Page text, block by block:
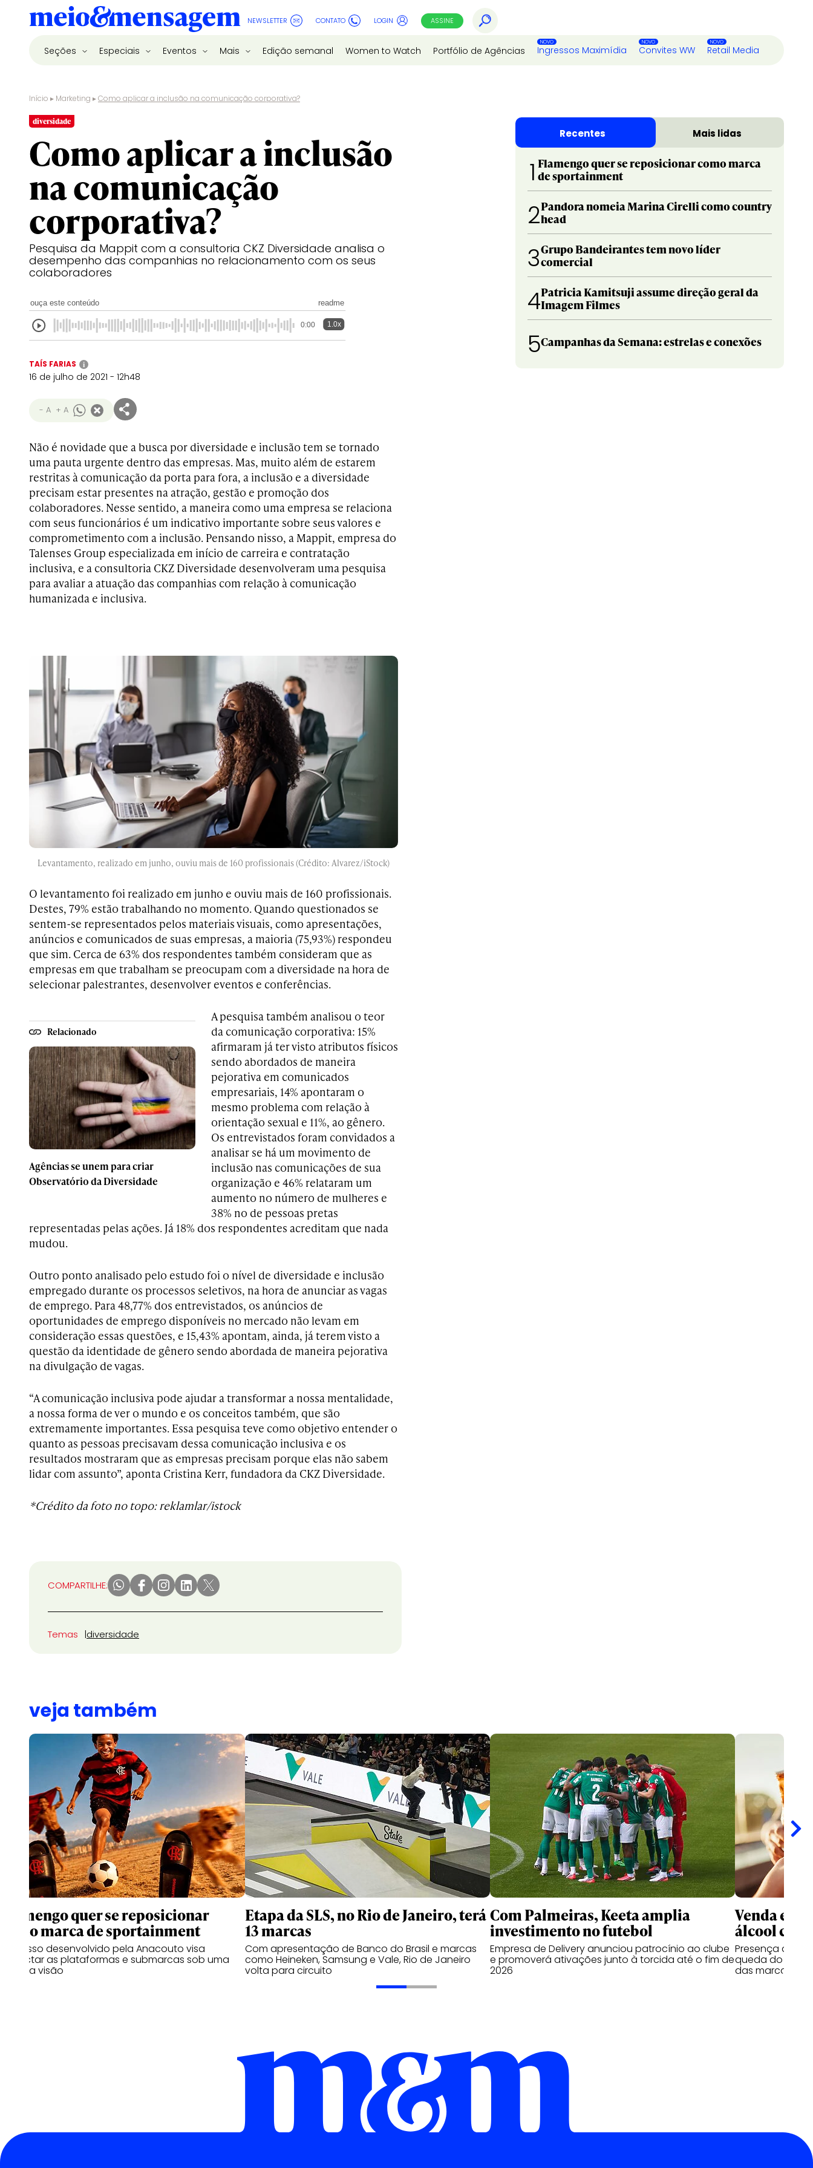
NEWSLETTER CONTATO LOGIN ASSINE
Seções Especiais Eventos Mais Edição semanal Women to Watch Portfólio de Agências Ingressos Maximídia Convites WW Retail Media
Início ▸ Marketing ▸Como aplicar a inclusão na comunicação corporativa?
diversidade
Como aplicar a inclusão
na comunicação
corporativa?
Pesquisa da Mappit com a consultoria CKZ Diversidade analisa o
desempenho das companhias no relacionamento com os seus
colaboradores
ouça este conteúdo readme
0:00 1.0x
TAÍS FARIAS i
16 de julho de 2021 - 12h48
- A + A
Não é novidade que a busca por diversidade e inclusão tem se tornado
uma pauta urgente dentro das empresas. Mas, muito além de estarem
restritas à comunicação da porta para fora, a inclusão e a diversidade
precisam estar presentes na atração, gestão e promoção dos
colaboradores. Nesse sentido, a maneira como uma empresa se relaciona
com seus funcionários é um indicativo importante sobre seus valores e
comprometimento com a inclusão. Pensando nisso, a Mappit, empresa do
Talenses Group especializada em início de carreira e contratação
inclusiva, e a consultoria CKZ Diversidade desenvolveram uma pesquisa
para avaliar a atuação das companhias com relação à comunicação
humanizada e inclusiva.
Levantamento, realizado em junho, ouviu mais de 160 profissionais (Crédito: Alvarez/iStock)
O levantamento foi realizado em junho e ouviu mais de 160 profissionais.
Destes, 79% estão trabalhando no momento. Quando questionados se
sentem-se representados pelos materiais visuais, como apresentações,
anúncios e comunicados de suas empresas, a maioria (75,93%) respondeu
que sim. Cerca de 63% dos respondentes também consideram que as
empresas em que trabalham se preocupam com a diversidade na hora de
selecionar palestrantes, desenvolver eventos e conferências.
Relacionado
Agências se unem para criar
Observatório da Diversidade
A pesquisa também analisou o teor
da comunicação corporativa: 15%
afirmaram já ter visto atributos físicos
sendo abordados de maneira
pejorativa em comunicados
empresariais, 14% apontaram o
mesmo problema com relação à
orientação sexual e 11%, ao gênero.
Os entrevistados foram convidados a
analisar se há um movimento de
inclusão nas comunicações de sua
organização e 46% relataram um
aumento no número de mulheres e
38% no de pessoas pretas
representadas pelas ações. Já 18% dos respondentes acreditam que nada
mudou.
Outro ponto analisado pelo estudo foi o nível de diversidade e inclusão
empregado durante os processos seletivos, na hora de anunciar as vagas
de emprego. Para 48,77% dos entrevistados, os anúncios de
oportunidades de emprego disponíveis no mercado não levam em
consideração essas questões, e 15,43% apontam, ainda, já terem visto a
questão da identidade de gênero sendo abordada de maneira pejorativa
na divulgação de vagas.
“A comunicação inclusiva pode ajudar a transformar a nossa mentalidade,
a nossa forma de ver o mundo e os conceitos também, que são
extremamente importantes. Essa pesquisa teve como objetivo entender o
quanto as pessoas precisavam dessa comunicação inclusiva e os
resultados mostraram que as empresas precisam porque elas não sabem
lidar com assunto”, aponta Cristina Kerr, fundadora da CKZ Diversidade.
*Crédito da foto no topo: reklamlar/istock
COMPARTILHE:
Temas diversidade
Recentes Mais lidas
1 Flamengo quer se reposicionar como marca
de sportainment
2Pandora nomeia Marina Cirelli como country
head
3Grupo Bandeirantes tem novo líder
comercial
4Patricia Kamitsuji assume direção geral da
Imagem Filmes
5Campanhas da Semana: estrelas e conexões
veja também
Flamengo quer se reposicionar
como marca de sportainment
Processo desenvolvido pela Anacouto visa
conectar as plataformas e submarcas sob uma
mesma visão
Etapa da SLS, no Rio de Janeiro, terá
13 marcas
Com apresentação de Banco do Brasil e marcas
como Heineken, Samsung e Vale, Rio de Janeiro
volta para circuito
Com Palmeiras, Keeta amplia
investimento no futebol
Empresa de Delivery anunciou patrocínio ao clube
e promoverá ativações junto à torcida até o fim de
2026
Venda e
álcool
Presença de
queda do
das marcas